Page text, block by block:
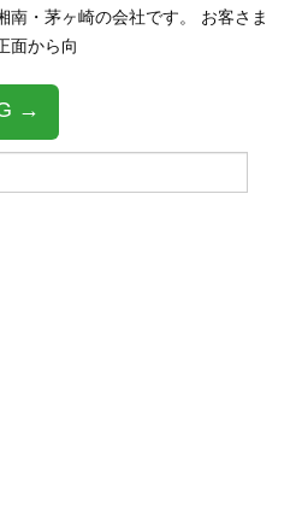
南・茅ヶ崎の会社です。 お客さま
面から向
→